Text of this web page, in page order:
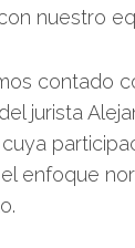
nuestro
contado
jurista
enfoque